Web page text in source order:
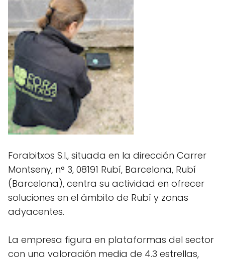
Forabitxos S.l., situada en la dirección Carrer
Montseny, n° 3, 08191 Rubí, Barcelona, Rubí
(Barcelona), centra su actividad en ofrecer
soluciones en el ámbito de Rubí y zonas
adyacentes.
La empresa figura en plataformas del sector
con una valoración media de 4.3 estrellas,